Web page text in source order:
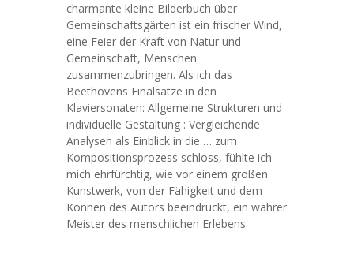
charmante kleine Bilderbuch über
Gemeinschaftsgärten ist ein frischer Wind,
eine Feier der Kraft von Natur und
Gemeinschaft, Menschen
zusammenzubringen. Als ich das
Beethovens Finalsätze in den
Klaviersonaten: Allgemeine Strukturen und
individuelle Gestaltung : Vergleichende
Analysen als Einblick in die … zum
Kompositionsprozess schloss, fühlte ich
mich ehrfürchtig, wie vor einem großen
Kunstwerk, von der Fähigkeit und dem
Können des Autors beeindruckt, ein wahrer
Meister des menschlichen Erlebens.